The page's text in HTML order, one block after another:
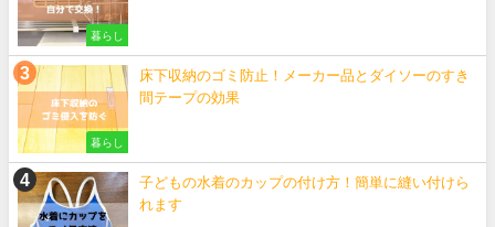
暮らし
暮らし
床下収納のゴミ防止！メーカー品とダイソーのすき
間テープの効果
子どもの水着のカップの付け方！簡単に縫い付けら
れます